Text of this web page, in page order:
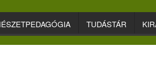
TUDÁSTÁR